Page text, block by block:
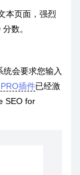
本页面，强烈
数。
会要求您输入
插件已经激
SEO for